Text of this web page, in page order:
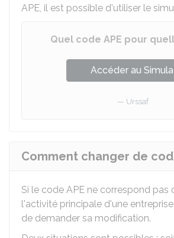
APE, il est possible d'utiliser le
Quel code APE pour
Accéder au
Urssaf
Comment changer de
Si le code APE ne correspond pas
l'activité principale d'une
de demander sa modification.